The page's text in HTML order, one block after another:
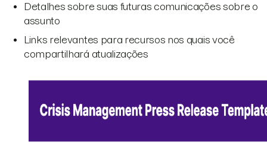
Detalhes sobre suas futuras comunicações sobre o
assunto
Links relevantes para recursos nos quais você
compartilhará atualizações